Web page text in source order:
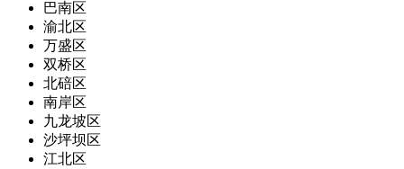
巴南区
渝北区
万盛区
双桥区
北碚区
南岸区
九龙坡区
沙坪坝区
江北区